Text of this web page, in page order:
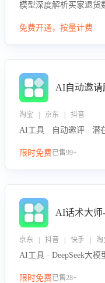
模型深度解析买家退货
议，通过挖掘用户痛点
免费开通，按量计费
AI自动邀请
淘宝 | 京东 | 抖音
AI工具 · 自动邀评 · 潜
限时免费已售99+
AI话术大师
京东 | 抖音 | 快手 | 淘
AI工具 · DeepSeek大
限时免费已售28+